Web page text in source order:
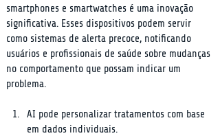
smartphones e smartwatches é uma inovação
significativa. Esses dispositivos podem servir
como sistemas de alerta precoce, notificando
usuários e profissionais de saúde sobre mudanças
no comportamento que possam indicar um
problema.
AI pode personalizar tratamentos com base
em dados individuais.